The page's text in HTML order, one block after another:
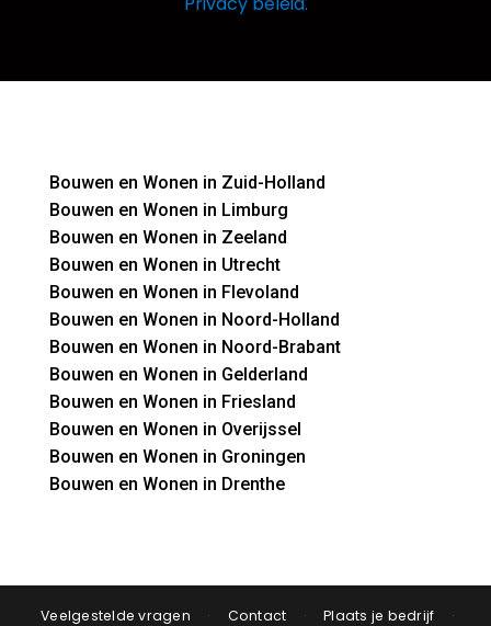
Bouwen en Wonen in Zuid-Holland
Bouwen en Wonen in Limburg
Bouwen en Wonen in Zeeland
Bouwen en Wonen in Utrecht
Bouwen en Wonen in Flevoland
Bouwen en Wonen in Noord-Holland
Bouwen en Wonen in Noord-Brabant
Bouwen en Wonen in Gelderland
Bouwen en Wonen in Friesland
Bouwen en Wonen in Overijssel
Bouwen en Wonen in Groningen
Bouwen en Wonen in Drenthe
Veelgestelde vragen · Contact · Plaats je bedrijf ·